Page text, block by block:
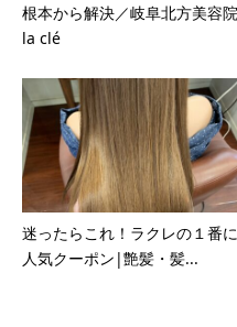
根本から解決／岐阜北方美容院
la clé
迷ったらこれ！ラクレの１番に
人気クーポン|艶髪・髪...